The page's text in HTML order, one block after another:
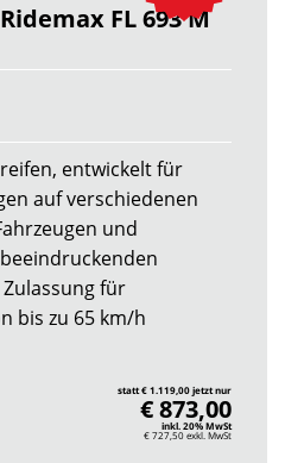
FL 693 M
entwickelt für
auf verschiedenen
und
für
bis zu 65 km/h
statt € 1.119,00 jetzt nur
€ 873,00
inkl. 20% MwSt
€ 727,50exkl. MwSt